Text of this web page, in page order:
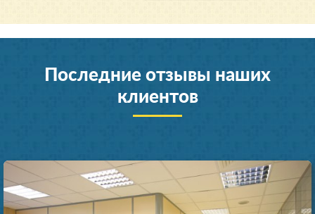
Последние отзывы наших
клиентов